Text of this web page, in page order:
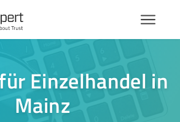
Einzelhandel in
Mainz